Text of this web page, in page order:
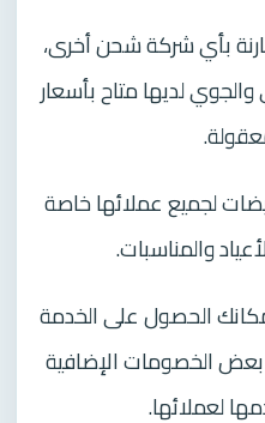
بأي شركة شحن أخرى،
لديها متاح بأسعار
لجميع عملائها خاصة
والمناسبات.
الحصول على الخدمة
الخصومات الإضافية
لعملائها.